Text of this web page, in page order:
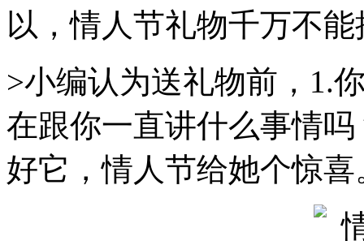
以，情人节礼物千万不
>小编认为送礼物前，1.
在跟你一直讲什么事情
好它，情人节给她个惊喜